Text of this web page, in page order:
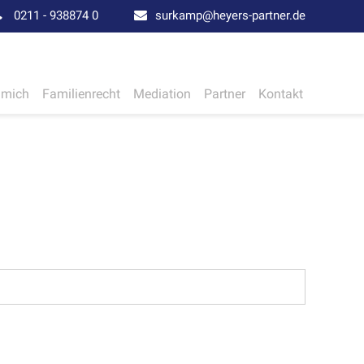
0211 - 938874 0 surkamp@heyers-partner.de
Familienrecht Mediation Partner Kontakt